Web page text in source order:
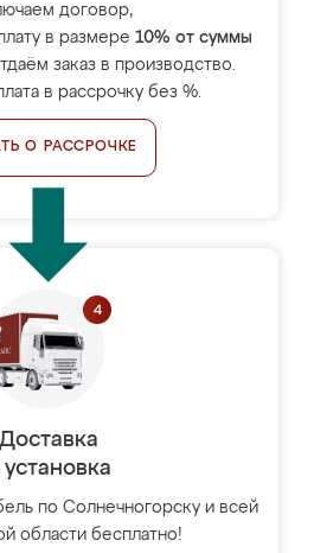
договор,
в размере 10% от суммы
заказ в производство.
в рассрочку без %.
О РАССРОЧКЕ
Доставка
установка
по Солнечногорску и всей
области бесплатно!